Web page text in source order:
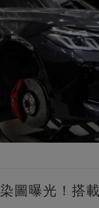
圖曝光！搭